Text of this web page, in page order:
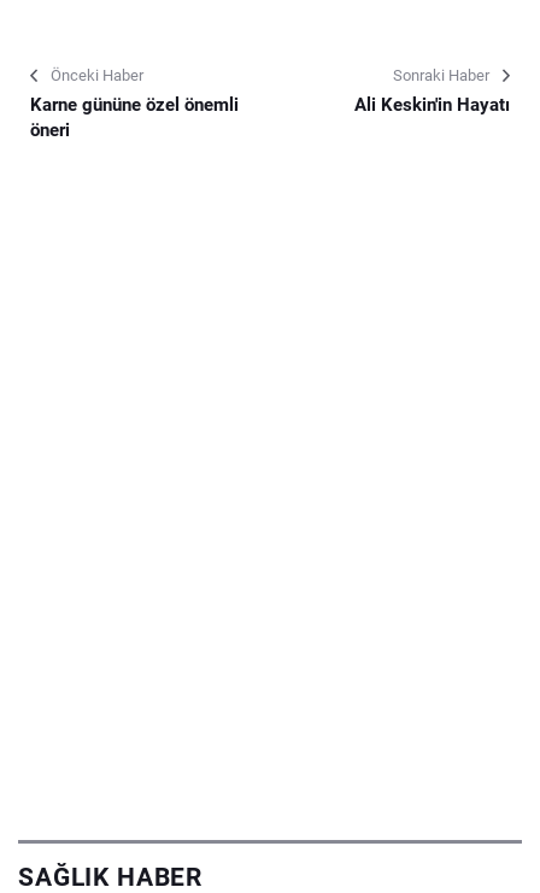
Önceki Haber
Karne gününe özel önemli
öneri
Sonraki Haber
Ali Keskin'in Hayatı
SAĞLIK HABER